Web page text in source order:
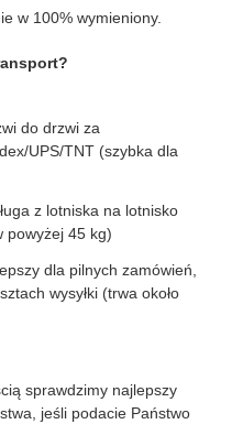
w 100% wymieniony.
do drzwi za
UPS/TNT (szybka dla
z lotniska na lotnisko
powyżej 45 kg)
dla pilnych zamówień,
wysyłki (trwa około
sprawdzimy najlepszy
jeśli podacie Państwo